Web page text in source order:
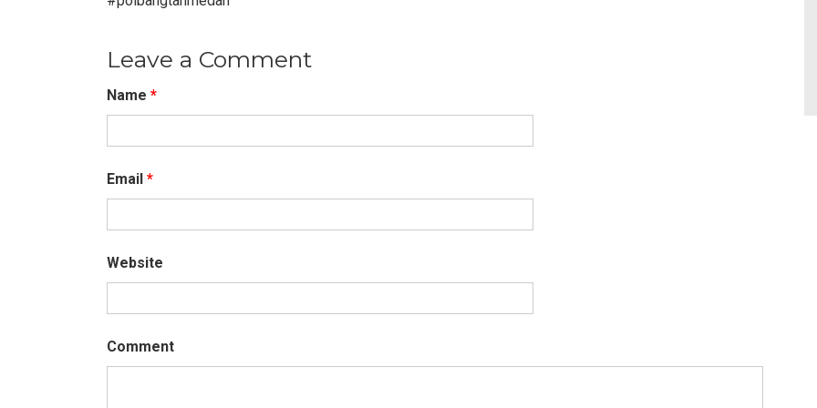
Leave a Comment
Name *
Email *
Website
Comment